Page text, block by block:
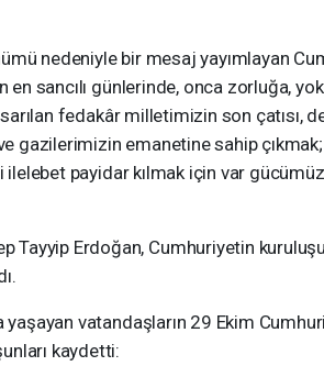
nedeniyle bir mesaj yayımlayan
sancılı günlerinde, onca zorluğa,
fedakâr milletimizin son çatısı,
gazilerimizin emanetine sahip
payidar kılmak için var
Tayyip Erdoğan, Cumhuriyetin
vatandaşların 29 Ekim
kaydetti: